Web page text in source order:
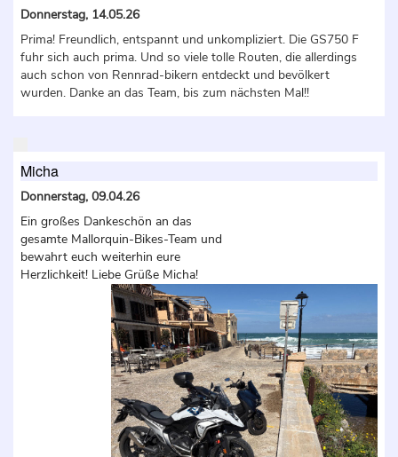
Donnerstag, 14.05.26
Prima! Freundlich, entspannt und unkompliziert. Die GS750 F
fuhr sich auch prima. Und so viele tolle Routen, die allerdings
auch schon von Rennrad-bikern entdeckt und bevölkert
wurden. Danke an das Team, bis zum nächsten Mal!!
Micha
Donnerstag, 09.04.26
Ein großes Dankeschön an das
gesamte Mallorquin-Bikes-Team und
bewahrt euch weiterhin eure
Herzlichkeit! Liebe Grüße Micha!